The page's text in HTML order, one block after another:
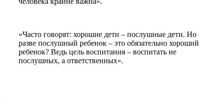
«Часто говорят: хорошие дети – послушные дети. Но
разве послушный ребенок – это обязательно хороший
ребенок? Ведь цель воспитания – воспитать не
послушных, а ответственных».